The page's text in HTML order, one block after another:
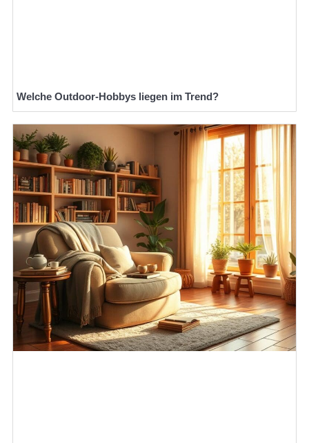
Welche Outdoor-Hobbys liegen im Trend?